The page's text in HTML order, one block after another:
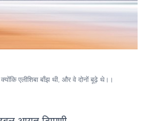
एलीशिबा बाँझ थी, और वे दोनों बूढ़े थे।।